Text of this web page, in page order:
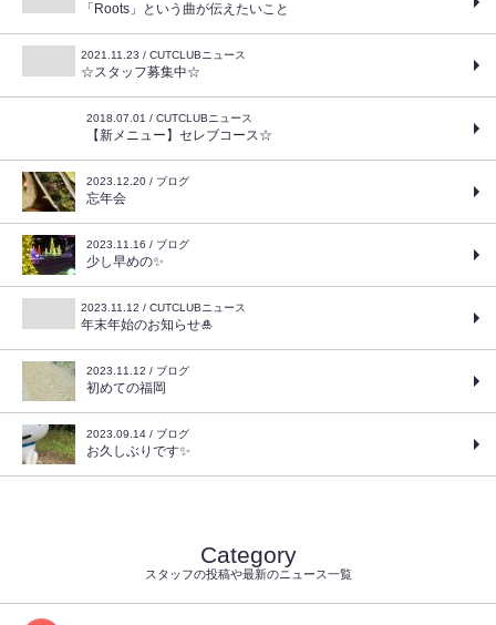
「Roots」という曲が伝えたいこと
2021.11.23 / CUTCLUBニュース
☆スタッフ募集中☆
2018.07.01 / CUTCLUBニュース
【新メニュー】セレブコース☆
2023.12.20 / ブログ
忘年会
2023.11.16 / ブログ
少し早めの✨
2023.11.12 / CUTCLUBニュース
年末年始のお知らせ🎍
2023.11.12 / ブログ
初めての福岡
2023.09.14 / ブログ
お久しぶりです✨
Category
スタッフの投稿や最新のニュース一覧